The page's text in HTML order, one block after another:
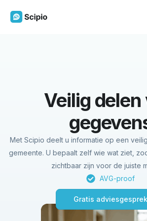
Veilig delen
Met Scipio deelt u informatie op een
gemeente. U bepaalt zelf wie wat ziet,
zichtbaar zijn voor de juiste
AVG-proof
Gratis adviesgesprek